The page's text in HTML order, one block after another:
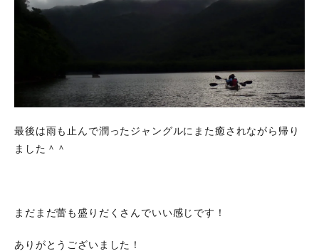
最後は雨も止んで潤ったジャングルにまた癒されながら帰り
ました＾＾
まだまだ蕾も盛りだくさんでいい感じです！
ありがとうございました！